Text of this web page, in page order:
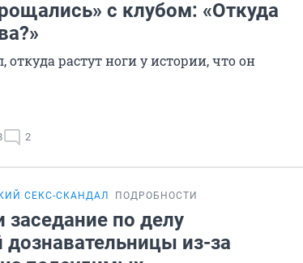
с клубом: «Откуда
откуда растут ноги у истории, что он
2
СЕКС-СКАНДАЛ ПОДРОБНОСТИ
заседание по делу
дознавательницы из-за